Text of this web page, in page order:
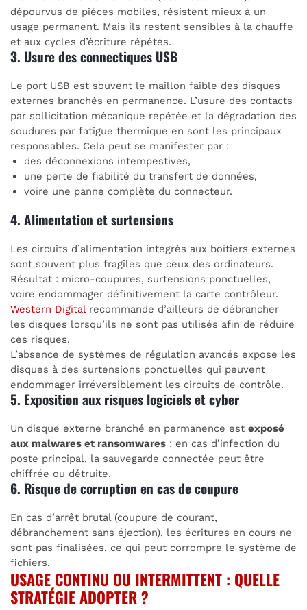
dépourvus de pièces mobiles, résistent mieux à un
usage permanent. Mais ils restent sensibles à la chauffe
et aux cycles d’écriture répétés.
3. Usure des connectiques USB
Le port USB est souvent le maillon faible des disques
externes branchés en permanence. L’usure des contacts
par sollicitation mécanique répétée et la dégradation des
soudures par fatigue thermique en sont les principaux
responsables. Cela peut se manifester par :
des déconnexions intempestives,
une perte de fiabilité du transfert de données,
voire une panne complète du connecteur.
4. Alimentation et surtensions
Les circuits d’alimentation intégrés aux boîtiers externes
sont souvent plus fragiles que ceux des ordinateurs.
Résultat : micro-coupures, surtensions ponctuelles,
voire endommager définitivement la carte contrôleur.
Western Digitalrecommande d’ailleurs de débrancher
les disques lorsqu’ils ne sont pas utilisés afin de réduire
ces risques.
L’absence de systèmes de régulation avancés expose les
disques à des surtensions ponctuelles qui peuvent
endommager irréversiblement les circuits de contrôle.
5. Exposition aux risques logiciels et cyber
Un disque externe branché en permanence est exposé
aux malwares et ransomwares : en cas d’infection du
poste principal, la sauvegarde connectée peut être
chiffrée ou détruite.
6. Risque de corruption en cas de coupure
En cas d’arrêt brutal (coupure de courant,
débranchement sans éjection), les écritures en cours ne
sont pas finalisées, ce qui peut corrompre le système de
fichiers.
USAGE CONTINU OU INTERMITTENT : QUELLE
STRATÉGIE ADOPTER ?